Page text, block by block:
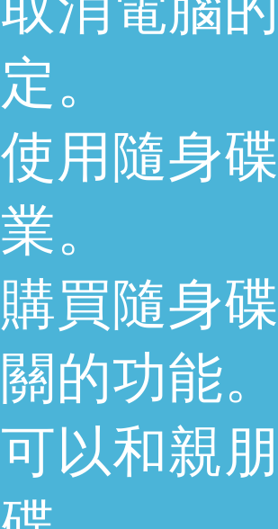
取消電腦
定。
使用隨身
業。
購買隨身
關的功能
可以和親